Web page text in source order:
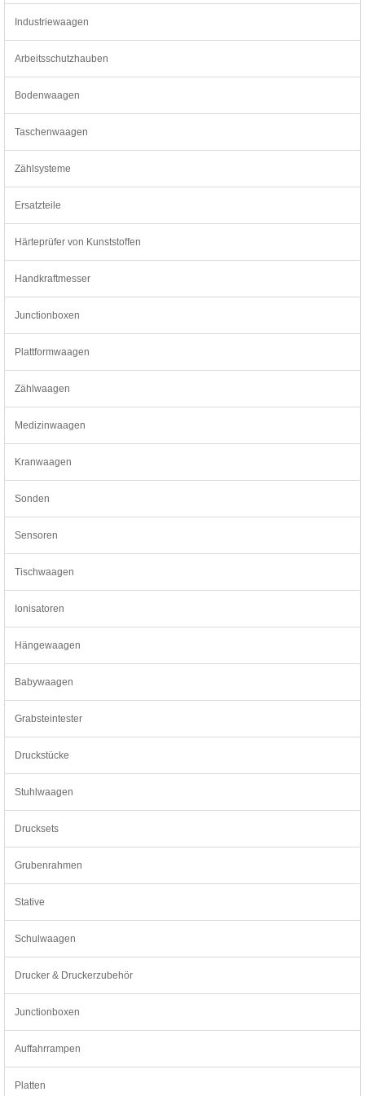
Industriewaagen
Arbeitsschutzhauben
Bodenwaagen
Taschenwaagen
Zählsysteme
Ersatzteile
Härteprüfer von Kunststoffen
Handkraftmesser
Junctionboxen
Plattformwaagen
Zählwaagen
Medizinwaagen
Kranwaagen
Sonden
Sensoren
Tischwaagen
Ionisatoren
Hängewaagen
Babywaagen
Grabsteintester
Druckstücke
Stuhlwaagen
Drucksets
Grubenrahmen
Stative
Schulwaagen
Drucker & Druckerzubehör
Junctionboxen
Auffahrrampen
Platten